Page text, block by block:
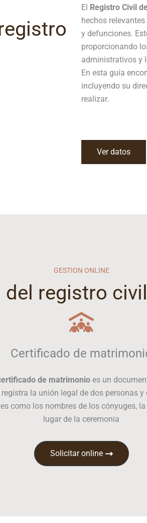
El Registro Civil
hechos
y defunciones.
proporcionando
administrativos y
En esta guía
incluyendo su
realizar.
Ver datos
GESTION ONLINE
del registro
Certificado de
de matrimonio es un
registra la unión legal de dos personas y
como los nombres de los cónyuges,
lugar de la ceremonia
Solicitar online